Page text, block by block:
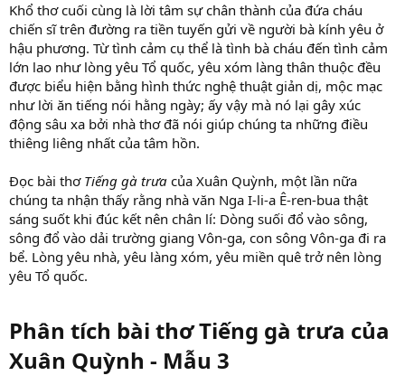
Khổ thơ cuối cùng là lời tâm sự chân thành của đứa cháu
chiến sĩ trên đường ra tiền tuyến gửi về người bà kính yêu ở
hậu phương. Từ tình cảm cụ thể là tình bà cháu đến tình cảm
lớn lao như lòng yêu Tổ quốc, yêu xóm làng thân thuộc đều
được biểu hiện bằng hình thức nghệ thuật giản dị, mộc mạc
như lời ăn tiếng nói hằng ngày; ấy vậy mà nó lại gây xúc
động sâu xa bởi nhà thơ đã nói giúp chúng ta những điều
thiêng liêng nhất của tâm hồn.
Đọc bài thơ Tiếng gà trưa của Xuân Quỳnh, một lần nữa
chúng ta nhận thấy rằng nhà văn Nga I-li-a Ê-ren-bua thật
sáng suốt khi đúc kết nên chân lí: Dòng suối đổ vào sông,
sông đổ vào dải trường giang Vôn-ga, con sông Vôn-ga đi ra
bể. Lòng yêu nhà, yêu làng xóm, yêu miền quê trở nên lòng
yêu Tổ quốc.
Phân tích bài thơ Tiếng gà trưa của
Xuân Quỳnh - Mẫu 3​